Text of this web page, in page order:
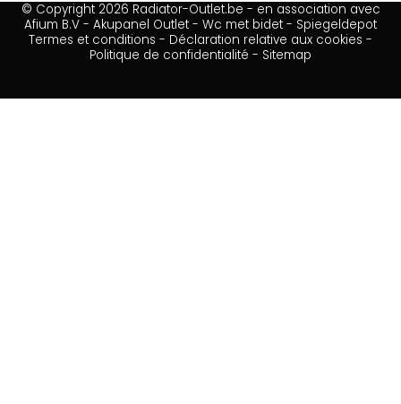
© Copyright 2026 Radiator-Outlet.be - en association avec
Afium B.V - Akupanel Outlet - Wc met bidet - Spiegeldepot
Termes et conditions - Déclaration relative aux cookies -
Politique de confidentialité - Sitemap